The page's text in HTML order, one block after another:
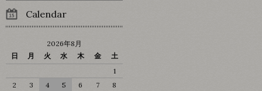
Calendar
2026年8月
日
月 火 水 木 金
土
1
2
3 4 5 6 7
8